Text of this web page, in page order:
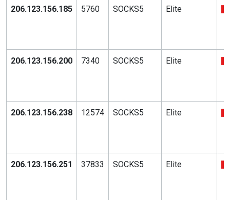
206.123.156.185 5760 SOCKS5 Elite
206.123.156.200 7340 SOCKS5 Elite
206.123.156.238 12574 SOCKS5 Elite
206.123.156.251 37833 SOCKS5 Elite